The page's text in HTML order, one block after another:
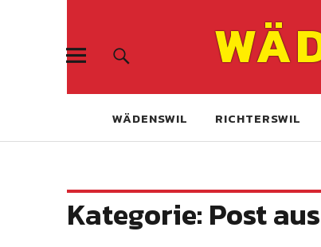
WÄDENSWIL RICHTERSWIL
Kategorie: Post